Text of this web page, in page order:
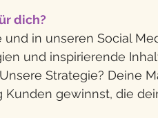
dich?
und in unseren Social
und inspirierende
Strategie? Deine
Kunden gewinnst, die